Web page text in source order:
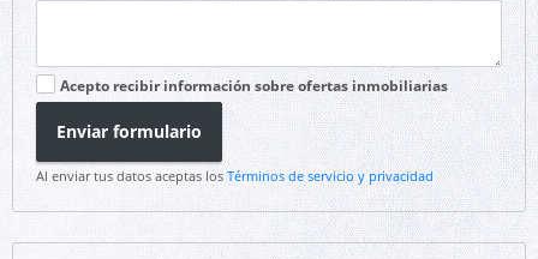
Acepto recibir información sobre ofertas inmobiliarias
Enviar formulario
Al enviar tus datos aceptas los Términos de servicio y privacidad